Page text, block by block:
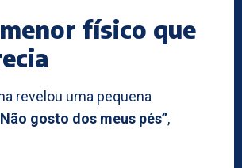
físico que
revelou uma pequena
gosto dos meus pés”,